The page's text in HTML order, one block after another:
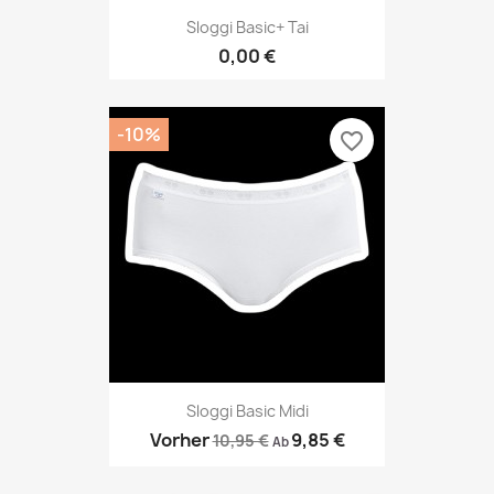
Sloggi Basic+ Tai
0,00 €
Sloggi Basic Midi
Vorher10,95 € Ab 9,85 €
-10% favorite_border